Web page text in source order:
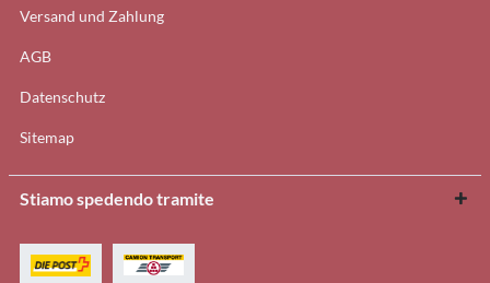
Versand und Zahlung
AGB
Datenschutz
Sitemap
Stiamo spedendo tramite